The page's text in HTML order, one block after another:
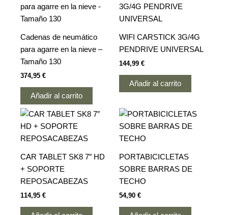
Cadenas de neumático
para agarre en la nieve –
Tamaño 130
374,95 €
Añadir al carrito
WIFI CARSTICK 3G/4G
PENDRIVE UNIVERSAL
144,99 €
Añadir al carrito
CAR TABLET SK8 7″ HD
+ SOPORTE
REPOSACABEZAS
114,95 €
PORTABICICLETAS
SOBRE BARRAS DE
TECHO
54,90 €